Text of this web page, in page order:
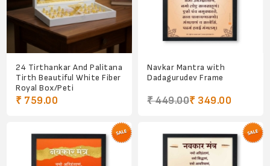
24 Tirthankar And Palitana
Tirth Beautiful White Fiber
Royal Box/Peti
₹ 759.00
Navkar Mantra with
Dadagurudev Frame
₹ 449.00₹ 349.00